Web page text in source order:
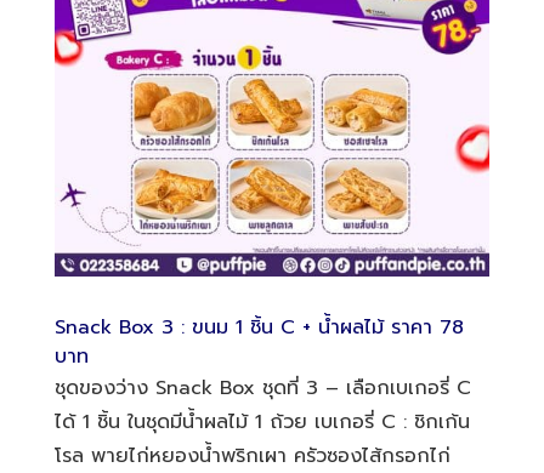
Snack Box 3 : ขนม 1 ชิ้น C + น้ำผลไม้ ราคา 78
บาท
ชุดของว่าง Snack Box ชุดที่ 3 – เลือกเบเกอรี่ C
ได้ 1 ชิ้น ในชุดมีน้ำผลไม้ 1 ถ้วย เบเกอรี่ C : ชิกเก้น
โรล พายไก่หยองน้ำพริกเผา ครัวซองไส้กรอกไก่